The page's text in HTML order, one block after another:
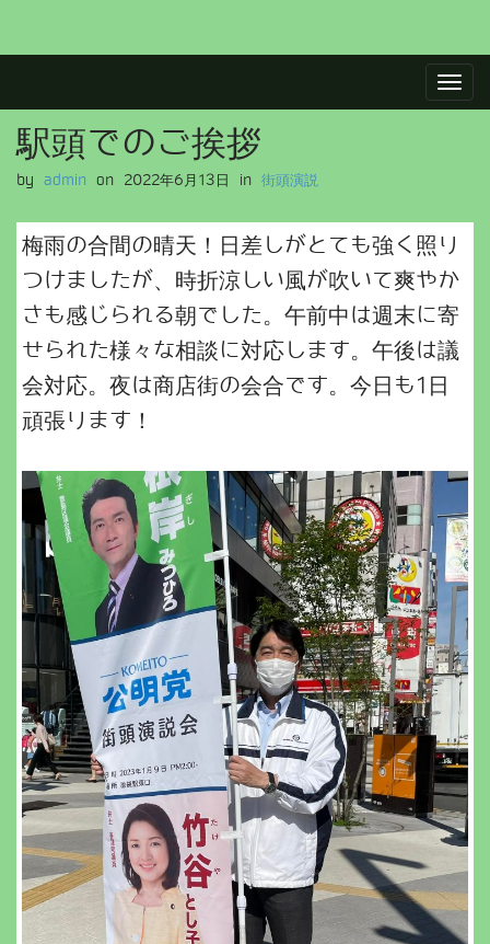
i
m
i
駅頭でのご挨拶
by admin on 2022年6月13日 in 街頭演説
梅雨の合間の晴天！日差しがとても強く照り
つけましたが、時折涼しい風が吹いて爽やか
さも感じられる朝でした。午前中は週末に寄
せられた様々な相談に対応します。午後は議
会対応。夜は商店街の会合です。今日も1日
頑張ります！